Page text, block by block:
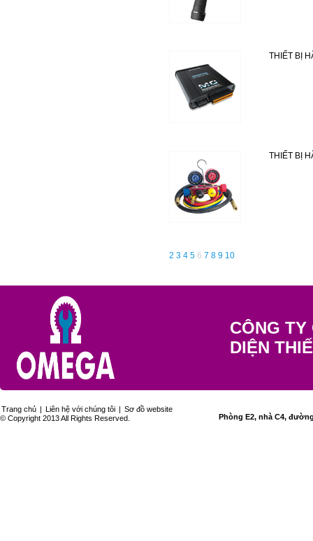
THIẾT BỊ
THIẾT BỊ
2 3 4 5 6 7 8 9 10
CÔNG
DIỆN
Trang chủ | Liên hệ với chúng tôi | Sơ đồ website
© Copyright 2013 All Rights Reserved.
Phòng E2, nhà C4,